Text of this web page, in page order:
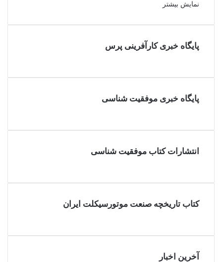
نمایش بیشتر
پایگاه خبری کارآفرینی پرس
پایگاه خبری موفقیت شناسی
انتشارات کتاب موفقیت شناسی
کتاب تاریخچه صنعت موتورسیکلت ایران
آخرین اخبار